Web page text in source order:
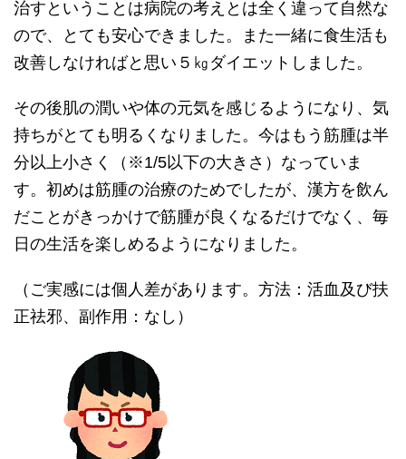
治すということは病院の考えとは全く違って自然な
ので、とても安心できました。また一緒に食生活も
改善しなければと思い５㎏ダイエットしました。
その後肌の潤いや体の元気を感じるようになり、気
持ちがとても明るくなりました。今はもう筋腫は半
分以上小さく（※1/5以下の大きさ）なっていま
す。初めは筋腫の治療のためでしたが、漢方を飲ん
だことがきっかけで筋腫が良くなるだけでなく、毎
日の生活を楽しめるようになりました。
（ご実感には個人差があります。方法：活血及び扶
正祛邪、副作用：なし）